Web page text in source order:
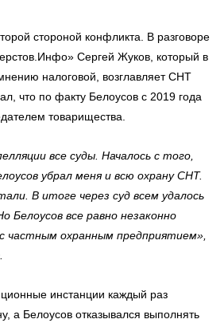
стороной конфликта. В разговоре
Сергей Жуков, который в
налоговой, возглавляет СНТ
что по факту Белоусов с 2019 года
товарищества.
все суды. Началось с того,
убрал меня и всю охрану СНТ.
В итоге через суд всем удалось
Белоусов все равно незаконно
частным охранным предприятием»,
инстанции каждый раз
а Белоусов отказывался выполнять